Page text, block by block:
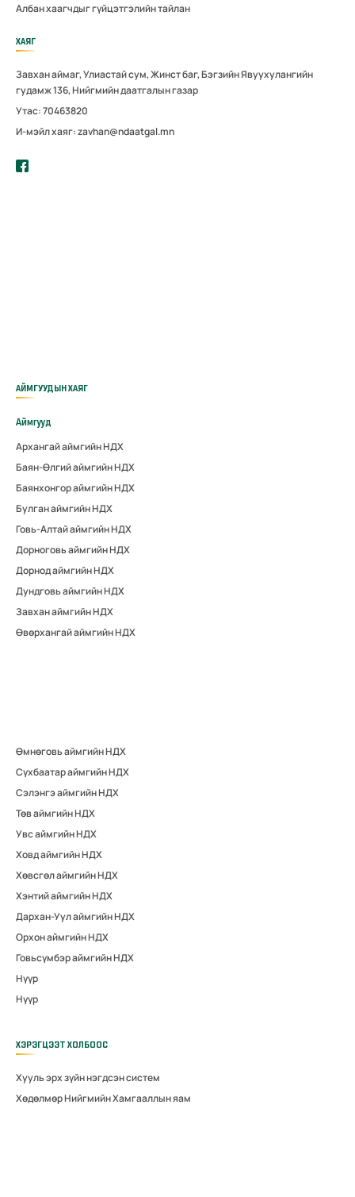
Албан хаагчдыг гүйцэтгэлийн тайлан
ХАЯГ
Завхан аймаг, Улиастай сум, Жинст баг, Бэгзийн Явуухулангийн
гудамж 136, Нийгмийн даатгалын газар
Утас: 70463820
И-мэйл хаяг: zavhan@ndaatgal.mn
АЙМГУУДЫН ХАЯГ
Аймгууд
Архангай аймгийн НДХ
Баян-Өлгий аймгийн НДХ
Баянхонгор аймгийн НДХ
Булган аймгийн НДХ
Говь-Алтай аймгийн НДХ
Дорноговь аймгийн НДХ
Дорнод аймгийн НДХ
Дундговь аймгийн НДХ
Завхан аймгийн НДХ
Өвөрхангай аймгийн НДХ
Өмнөговь аймгийн НДХ
Сүхбаатар аймгийн НДХ
Сэлэнгэ аймгийн НДХ
Төв аймгийн НДХ
Увс аймгийн НДХ
Ховд аймгийн НДХ
Хөвсгөл аймгийн НДХ
Хэнтий аймгийн НДХ
Дархан-Уул аймгийн НДХ
Орхон аймгийн НДХ
Говьсүмбэр аймгийн НДХ
Нүүр
Нүүр
ХЭРЭГЦЭЭТ ХОЛБООС
Хууль эрх зүйн нэгдсэн систем
Хөдөлмөр Нийгмийн Хамгааллын яам